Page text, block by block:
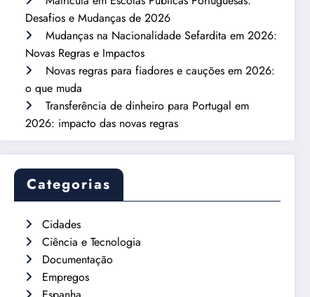
Desafios e Mudanças de 2026
Mudanças na Nacionalidade Sefardita em 2026:
Novas Regras e Impactos
Novas regras para fiadores e cauções em 2026:
o que muda
Transferência de dinheiro para Portugal em
2026: impacto das novas regras
Categorias
Cidades
Ciência e Tecnologia
Documentação
Empregos